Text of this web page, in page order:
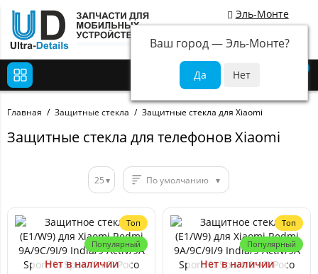
Эль-Монте
Ваш город —Эль-Монте?
Главная Защитные стекла Защитные стекла для Xiaomi
Защитные стекла для телефонов Xiaomi
25 По умолчанию
Топ
Популярный
Нет в наличии
Топ
Популярный
Нет в наличии